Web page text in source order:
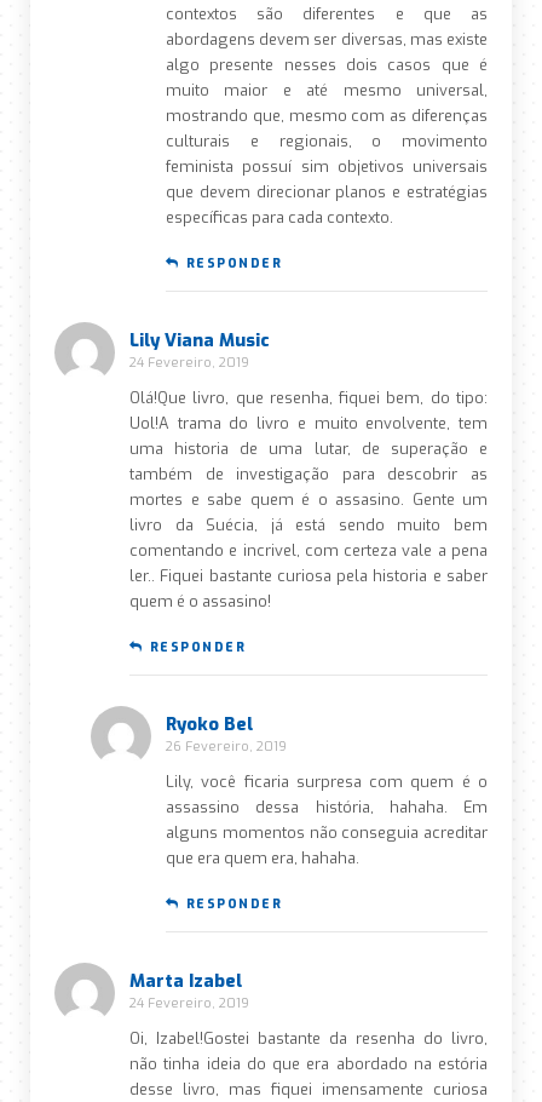
contextos são diferentes e que as
abordagens devem ser diversas, mas existe
algo presente nesses dois casos que é
muito maior e até mesmo universal,
mostrando que, mesmo com as diferenças
culturais e regionais, o movimento
feminista possuí sim objetivos universais
que devem direcionar planos e estratégias
específicas para cada contexto.
RESPONDER
Lily Viana Music
24 Fevereiro, 2019
Olá!Que livro, que resenha, fiquei bem, do tipo:
Uol!A trama do livro e muito envolvente, tem
uma historia de uma lutar, de superação e
também de investigação para descobrir as
mortes e sabe quem é o assasino. Gente um
livro da Suécia, já está sendo muito bem
comentando e incrivel, com certeza vale a pena
ler.. Fiquei bastante curiosa pela historia e saber
quem é o assasino!
RESPONDER
Ryoko Bel
26 Fevereiro, 2019
Lily, você ficaria surpresa com quem é o
assassino dessa história, hahaha. Em
alguns momentos não conseguia acreditar
que era quem era, hahaha.
RESPONDER
Marta Izabel
24 Fevereiro, 2019
Oi, Izabel!Gostei bastante da resenha do livro,
não tinha ideia do que era abordado na estória
desse livro, mas fiquei imensamente curiosa